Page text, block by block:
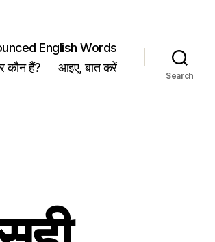
English Words
कौन हैं? आइए, बात करें
Search